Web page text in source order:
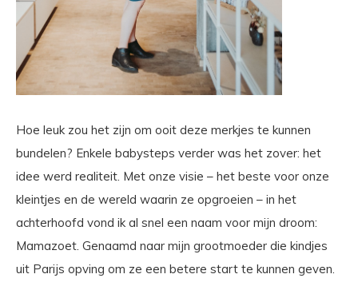
Hoe leuk zou het zijn om ooit deze merkjes te kunnen
bundelen? Enkele babysteps verder was het zover: het
idee werd realiteit. Met onze visie – het beste voor onze
kleintjes en de wereld waarin ze opgroeien – in het
achterhoofd vond ik al snel een naam voor mijn droom:
Mamazoet. Genaamd naar mijn grootmoeder die kindjes
uit Parijs opving om ze een betere start te kunnen geven.